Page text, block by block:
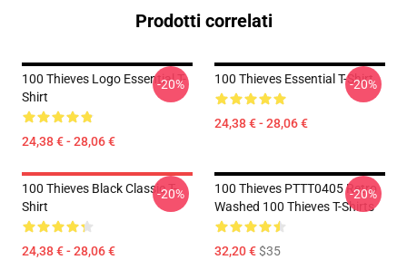
Prodotti correlati
100 Thieves Logo Essential T-
Shirt
24,38 € - 28,06 €
-20% 100 Thieves Essential T-Shirt
24,38 € - 28,06 €
-20%
100 Thieves Black Classic T-
Shirt
24,38 € - 28,06 €
-20%
100 Thieves PTTT0405 Retro
Washed 100 Thieves T-Shirts
32,20 €$35
-20%